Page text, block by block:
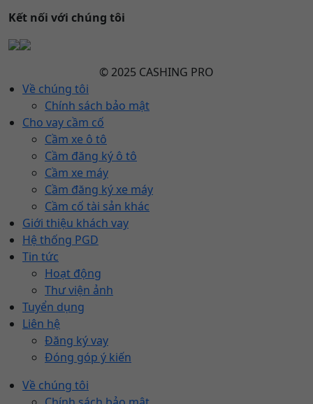
Kết nối với chúng tôi
© 2025 CASHING PRO
Về chúng tôi
Chính sách bảo mật
Cho vay cầm cố
Cầm xe ô tô
Cầm đăng ký ô tô
Cầm xe máy
Cầm đăng ký xe máy
Cầm cố tài sản khác
Giới thiệu khách vay
Hệ thống PGD
Tin tức
Hoạt động
Thư viện ảnh
Tuyển dụng
Liên hệ
Đăng ký vay
Đóng góp ý kiến
Về chúng tôi